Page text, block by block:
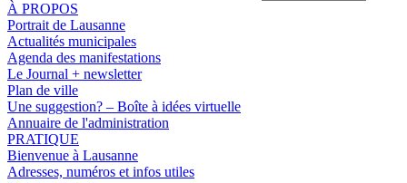
À PROPOS
Portrait de Lausanne
Actualités municipales
Agenda des manifestations
Le Journal + newsletter
Plan de ville
Une suggestion? – Boîte à idées virtuelle
Annuaire de l'administration
PRATIQUE
Bienvenue à Lausanne
Adresses, numéros et infos utiles